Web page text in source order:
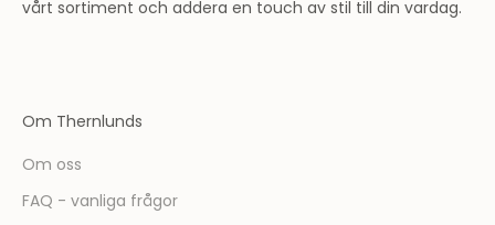
vårt sortiment och addera en touch av stil till din vardag.
Om Thernlunds
Om oss
FAQ - vanliga frågor